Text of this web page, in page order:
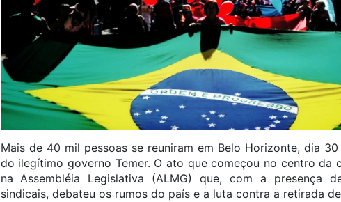
Mais de 40 mil pessoas se reuniram em Belo Horizonte, dia
do ilegítimo governo Temer. O ato que começou no centro da
na Assembléia Legislativa (ALMG) que, com a presença
sindicais, debateu os rumos do país e a luta contra a retirada